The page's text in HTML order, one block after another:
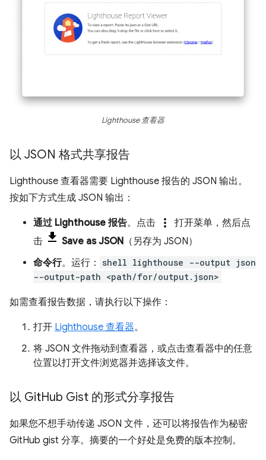
Lighthouse 查看器
以 JSON 格式共享报告
Lighthouse 查看器需要 Lighthouse 报告的 JSON 输出。
按如下方式生成 JSON 输出：
通过 Lighthouse 报告。点击 more_vert
打开菜单，然后点
击
Save as JSON （另存为 JSON）
命令行。运行：
shell lighthouse --output json
--output-path <path/for/output.json>
如需查看报告数据，请执行以下操作：
打开 Lighthouse 查看器。
将 JSON 文件拖动到查看器，或点击查看器中的任意
位置以打开文件浏览器并选择该文件。
以 GitHub Gist 的形式分享报告
如果您不想手动传递 JSON 文件，还可以将报告作为秘密
GitHub gist 分享。摘要的一个好处是免费的版本控制。